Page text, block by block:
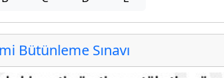
Bütünleme Sınavı